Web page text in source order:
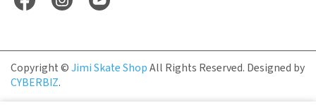
Copyright © Jimi Skate Shop All Rights Reserved. Designed by
CYBERBIZ.